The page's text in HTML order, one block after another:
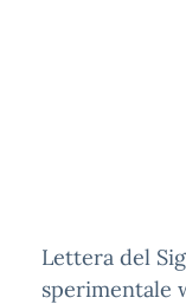
Lettera del
sperimentale